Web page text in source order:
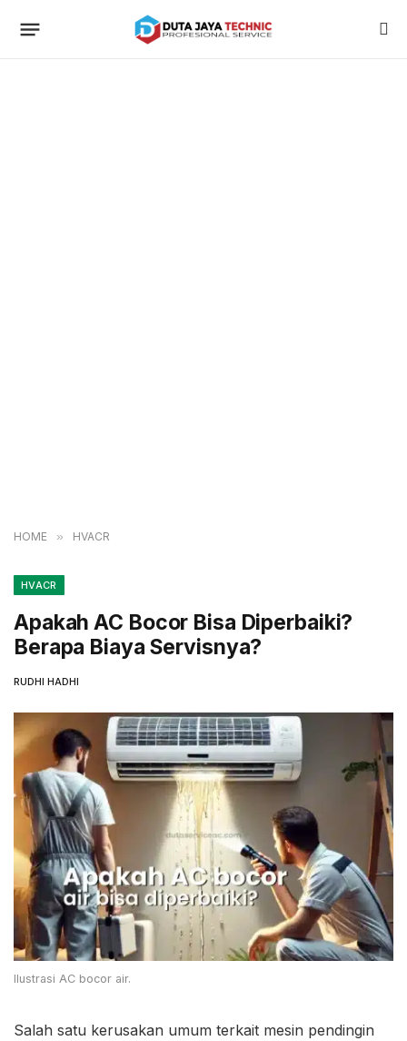
HOME » HVACR
HVACR
Apakah AC Bocor Bisa Diperbaiki?
Berapa Biaya Servisnya?
RUDHI HADHI
Ilustrasi AC bocor air.
Salah satu kerusakan umum terkait mesin pendingin